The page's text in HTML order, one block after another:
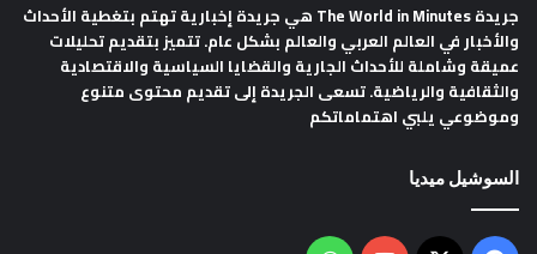
جريدة The World in Minutes
هي جريدة إخبارية تهتم بتغطية الأحداث
والأخبار في العالم العربي والعالم بشكل عام. تتميز بتقديم تحليلات
عميقة وشاملة للأحداث الجارية والقضايا السياسية والاقتصادية
والثقافية والرياضية. تسعى الجريدة إلى تقديم محتوى متنوع
وموضوعي يلبي اهتماماتكم
السوشيل ميديا